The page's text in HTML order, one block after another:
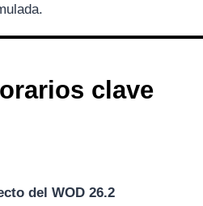
clave
del WOD 26.2